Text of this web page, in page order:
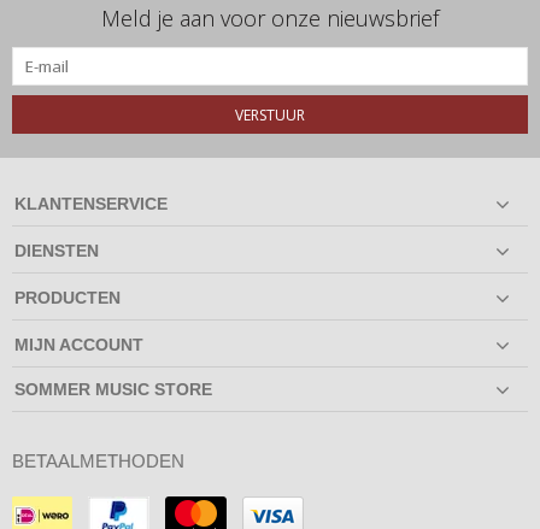
Meld je aan voor onze nieuwsbrief
VERSTUUR
KLANTENSERVICE
DIENSTEN
PRODUCTEN
MIJN ACCOUNT
SOMMER MUSIC STORE
BETAALMETHODEN